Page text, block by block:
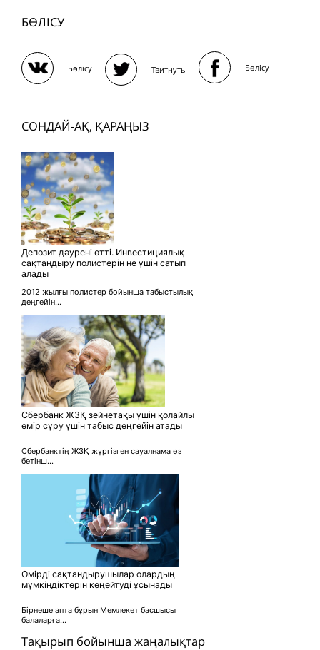
Тақырып бойынша жаңалықтар
БӨЛІСУ
Бөлісу Твитнуть Бөлісу
СОНДАЙ-АҚ, ҚАРАҢЫЗ
Депозит дәурені өтті. Инвестициялық
сақтандыру полистерін не үшін сатып
алады
2012 жылғы полистер бойынша табыстылық
деңгейін...
Сбербанк ЖЗҚ зейнетақы үшін қолайлы
өмір сүру үшін табыс деңгейін атады
Сбербанктің ЖЗҚ жүргізген сауалнама өз
бетінш...
Өмірді сақтандырушылар олардың
мүмкіндіктерін кеңейтуді ұсынады
Бірнеше апта бұрын Мемлекет басшысы
балаларға...